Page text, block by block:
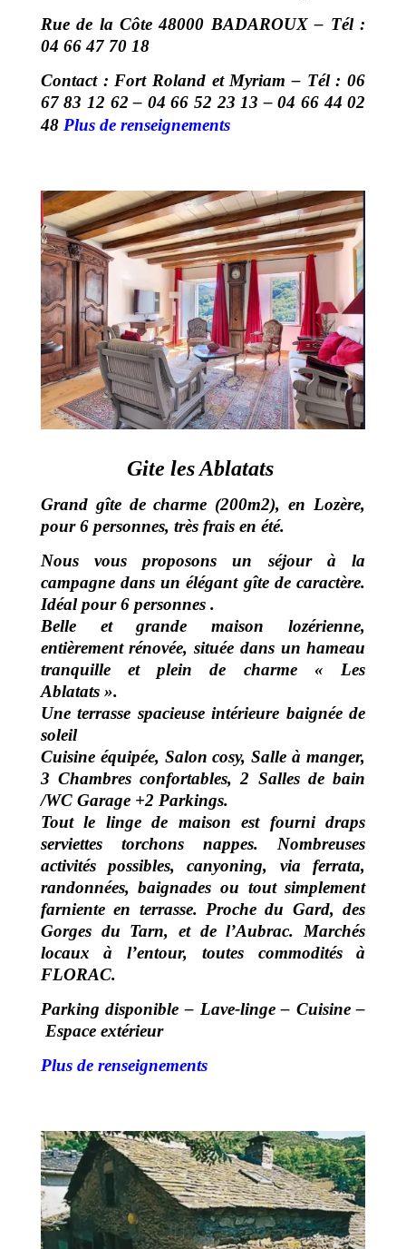
Rue de la Côte 48000 BADAROUX – Tél :
04 66 47 70 18
Contact : Fort Roland et Myriam – Tél : 06
67 83 12 62 – 04 66 52 23 13 – 04 66 44 02
48 Plus de renseignements
Gite les Ablatats
Grand gîte de charme (200m2), en Lozère,
pour 6 personnes, très frais en été.
Nous vous proposons un séjour à la
campagne dans un élégant gîte de caractère.
Idéal pour 6 personnes .
Belle et grande maison lozérienne,
entièrement rénovée, située dans un hameau
tranquille et plein de charme « Les
Ablatats ».
Une terrasse spacieuse intérieure baignée de
soleil
Cuisine équipée, Salon cosy, Salle à manger,
3 Chambres confortables, 2 Salles de bain
/WC Garage +2 Parkings.
Tout le linge de maison est fourni draps
serviettes torchons nappes. Nombreuses
activités possibles, canyoning, via ferrata,
randonnées, baignades ou tout simplement
farniente en terrasse. Proche du Gard, des
Gorges du Tarn, et de l’Aubrac. Marchés
locaux à l’entour, toutes commodités à
FLORAC.
Parking disponible – Lave-linge – Cuisine –
Espace extérieur
Plus de renseignements